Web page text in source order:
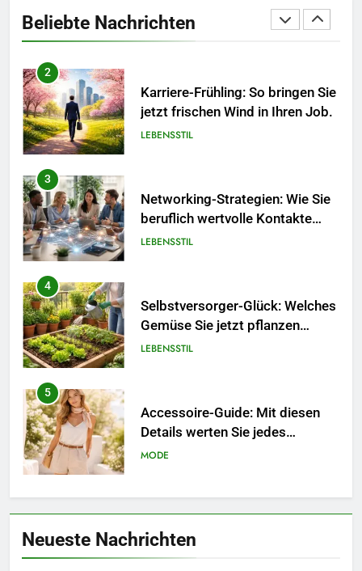
Beliebte Nachrichten
jetzt frischen Wind in Ihren Job.
LEBENSSTIL
3
Networking-Strategien: Wie Sie
beruflich wertvolle Kontakte
knüpfen.
LEBENSSTIL
4
Selbstversorger-Glück: Welches
Gemüse Sie jetzt pflanzen
sollten.
LEBENSSTIL
5
Accessoire-Guide: Mit diesen
Details werten Sie jedes
Frühlingsoutfit auf.
MODE
6
Naturnah gärtnern: So locken
Sie Bienen und Schmetterlinge
in Ihren Garten.
LEBENSSTIL
7
zum Quereinstieg in der neuen
Saison.
LEBENSSTIL
Neueste Nachrichten